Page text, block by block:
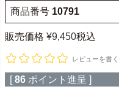
商品番号 10791
販売価格 ¥9,450税込
レビューを書く
[ 86 ポイント進呈 ]